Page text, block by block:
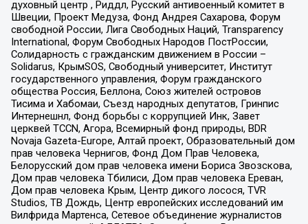
духовный центр , Риддл, Русский антивоенный комитет в
Швеции, Проект Медуза, Фонд Андрея Сахарова, Форум
свободной России, Лига Свободных Наций, Transparеncy
International, Форум Свободных Народов ПостРоссии,
Солидарность с гражданским движением в России –
Solidarus, КрымSOS, Свободный университет, Институт
государственного управления, Форум гражданского
общества Россия, Беллона, Союз жителей островов
Тисима и Хабомаи, Съезд народных депутатов, Гринпис
Интернешнл, Фонд борьбы с коррупцией Инк, Завет
церквей TCCN, Агора, Всемирный фонд природы, BDR
Novaja Gazeta-Europe, Алтай проект, Образовательный дом
прав человека Чернигов, Фонд Дом Прав Человека,
Белорусский дом прав человека имени Бориса Звозскова,
Дом прав человека Тбилиси, Дом прав человека Ереван,
Дом прав человека Крым, Центр дикого лосося, TVR
Studios, ТВ Дождь, Центр европейских исследований им
Вилфрида Мартенса, Сетевое объединение журналистов